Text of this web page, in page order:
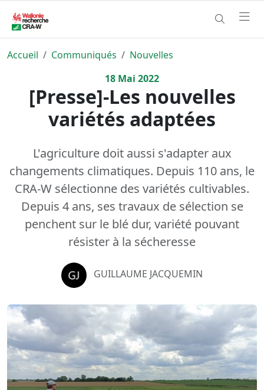
Accueil Communiqués
Nouvelles
18 Mai 2022
[Presse]-Les nouvelles
variétés adaptées
L'agriculture doit aussi s'adapter aux
changements climatiques. Depuis 110 ans, le
CRA-W sélectionne des variétés cultivables.
Depuis 4 ans, ses travaux de sélection se
penchent sur le blé dur, variété pouvant
résister à la sécheresse
GUILLAUME JACQUEMIN